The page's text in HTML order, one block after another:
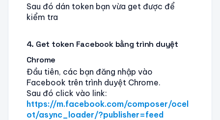
Sau đó dán token bạn vừa get được để
kiểm tra
4. Get token Facebook bằng trình duyệt
Chrome
Đầu tiên, các bạn đăng nhập vào
Facebook trên trình duyệt Chrome.
Sau đó click vào link:
https://m.facebook.com/composer/ocel
ot/async_loader/?publisher=feed